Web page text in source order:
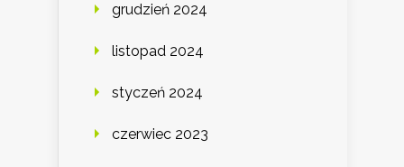
grudzień 2024
listopad 2024
styczeń 2024
czerwiec 2023